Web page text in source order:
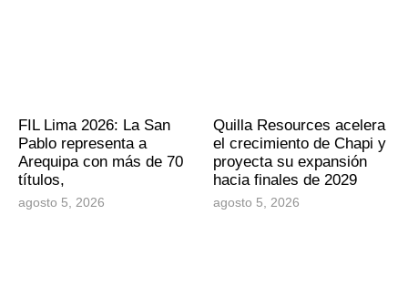
FIL Lima 2026: La San
Pablo representa a
Arequipa con más de 70
títulos,
agosto 5, 2026
Quilla Resources acelera
el crecimiento de Chapi y
proyecta su expansión
hacia finales de 2029
agosto 5, 2026